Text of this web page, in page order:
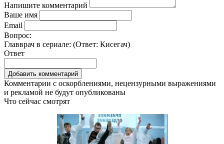
Напишите комментарий
Ваше имя
Email
Вопрос:
Главврач в сериале: (Ответ: Кисегач)
Ответ
Комментарии с оскорблениями, нецензурными выражениями
и рекламой не будут опубликованы
Что сейчас смотрят